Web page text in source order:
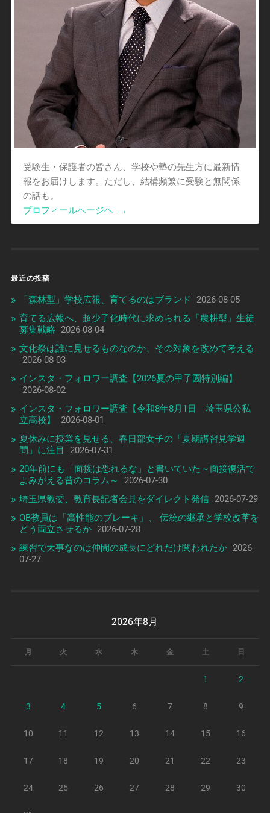
受験生・保護者の皆さん、学校や塾の先生方に最新情
報をお届けします。ただし、結構頻繁に受験と無関係
の話も。
プロフィールページヘ
→
最近の投稿
「森林型」学校広報、育てるのはブランド
2026-08-05
育てる広報へ、超少子化時代に求められる「農耕型」生徒
募集戦略
2026-08-04
文化祭は誰に見せるものなのか、その対象を改めて考える
2026-08-03
インスタ・フォロワー調査【2026夏の甲子園特別編】
2026-08-02
インスタ・フォロワー調査【令和8年8月1日 埼玉県公私
立高校】
2026-08-01
夏休みに授業を見せる、春日部女子の「夏期講習見学週
間」に注目
2026-07-31
20年前にも「面接は恐れるな」と書いていた～面接復活で
よみがえる昔のコラム～
2026-07-30
埼玉県教委、教育長記者会見をダイレクト発信 2026-07-29
OB教員は「高性能のブレーキ」、 伝統の継承と学校改革を
どう両立させるか 2026-07-28
練習で大事なのは仲間の成長にどれだけ関われたか 2026-
07-27
2026年8月
月 火 水 木 金 土 日
1 2
3 4 5 6 7 8 9
10 11 12 13 14 15 16
17 18 19 20 21 22 23
24 25 26 27 28 29 30